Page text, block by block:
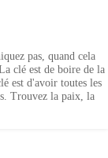
pas, quand cela
clé est de boire de la
est d'avoir toutes les
Trouvez la paix, la